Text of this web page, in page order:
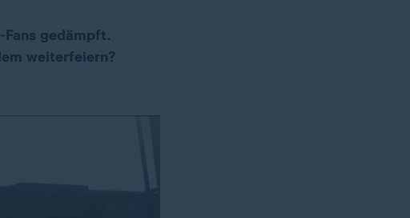
Fans gedämpft.
weiterfeiern?